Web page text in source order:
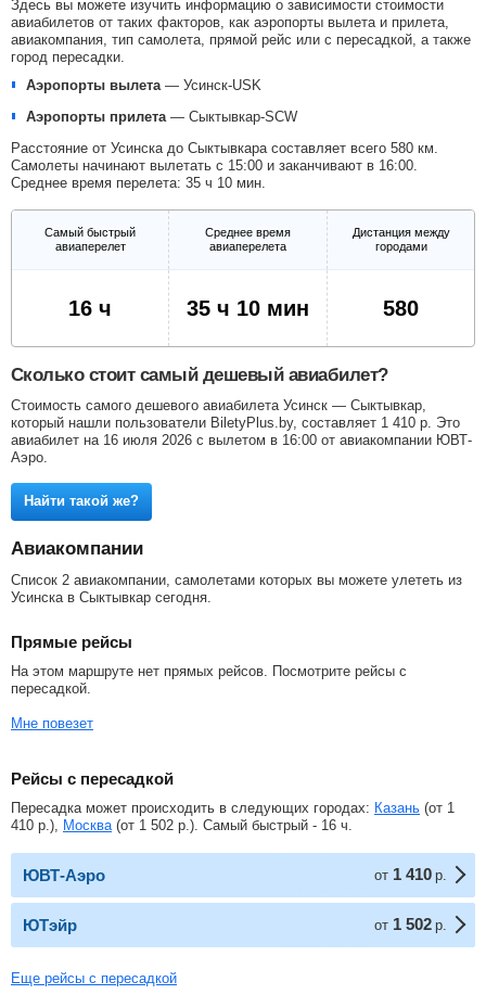
Здесь вы можете изучить информацию о зависимости стоимости
авиабилетов от таких факторов, как аэропорты вылета и прилета,
авиакомпания, тип самолета, прямой рейс или с пересадкой, а также
город пересадки.
Аэропорты вылета — Усинск-USK
Аэропорты прилета — Сыктывкар-SCW
Расстояние от Усинска до Сыктывкара составляет всего 580 км.
Самолеты начинают вылетать с 15:00 и заканчивают в 16:00.
Среднее время перелета: 35 ч 10 мин.
Самый быстрый
авиаперелет
Среднее время
авиаперелета
Дистанция между
городами
16 ч 35 ч 10 мин 580
Сколько стоит самый дешевый авиабилет?
Стоимость самого дешевого авиабилета Усинск — Сыктывкар,
который нашли пользователи BiletyPlus.by, составляет 1 410 р . Это
авиабилет на 16 июля 2026 с вылетом в 16:00 от авиакомпании ЮВТ-
Аэро.
Найти такой же?
Авиакомпании
Список 2 авиакомпании, самолетами которых вы можете улететь из
Усинска в Сыктывкар сегодня.
Прямые рейсы
На этом маршруте нет прямых рейсов. Посмотрите рейсы с
пересадкой.
Мне повезет
Рейсы с пересадкой
Пересадка может происходить в следующих городах: Казань (от 1
410 р. ), Москва (от 1 502 р. ). Самый быстрый - 16 ч.
ЮВТ-Аэро от 1 410 р.
ЮТэйр от 1 502 р.
Еще рейсы с пересадкой